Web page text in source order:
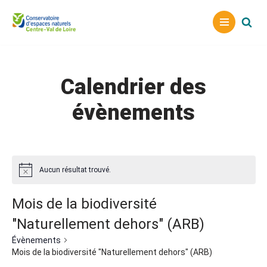
Aller
Calendrier des
évènements
Aucun résultat trouvé.
Mois de la biodiversité
"Naturellement dehors" (ARB)
Évènements
Mois de la biodiversité "Naturellement dehors" (ARB)